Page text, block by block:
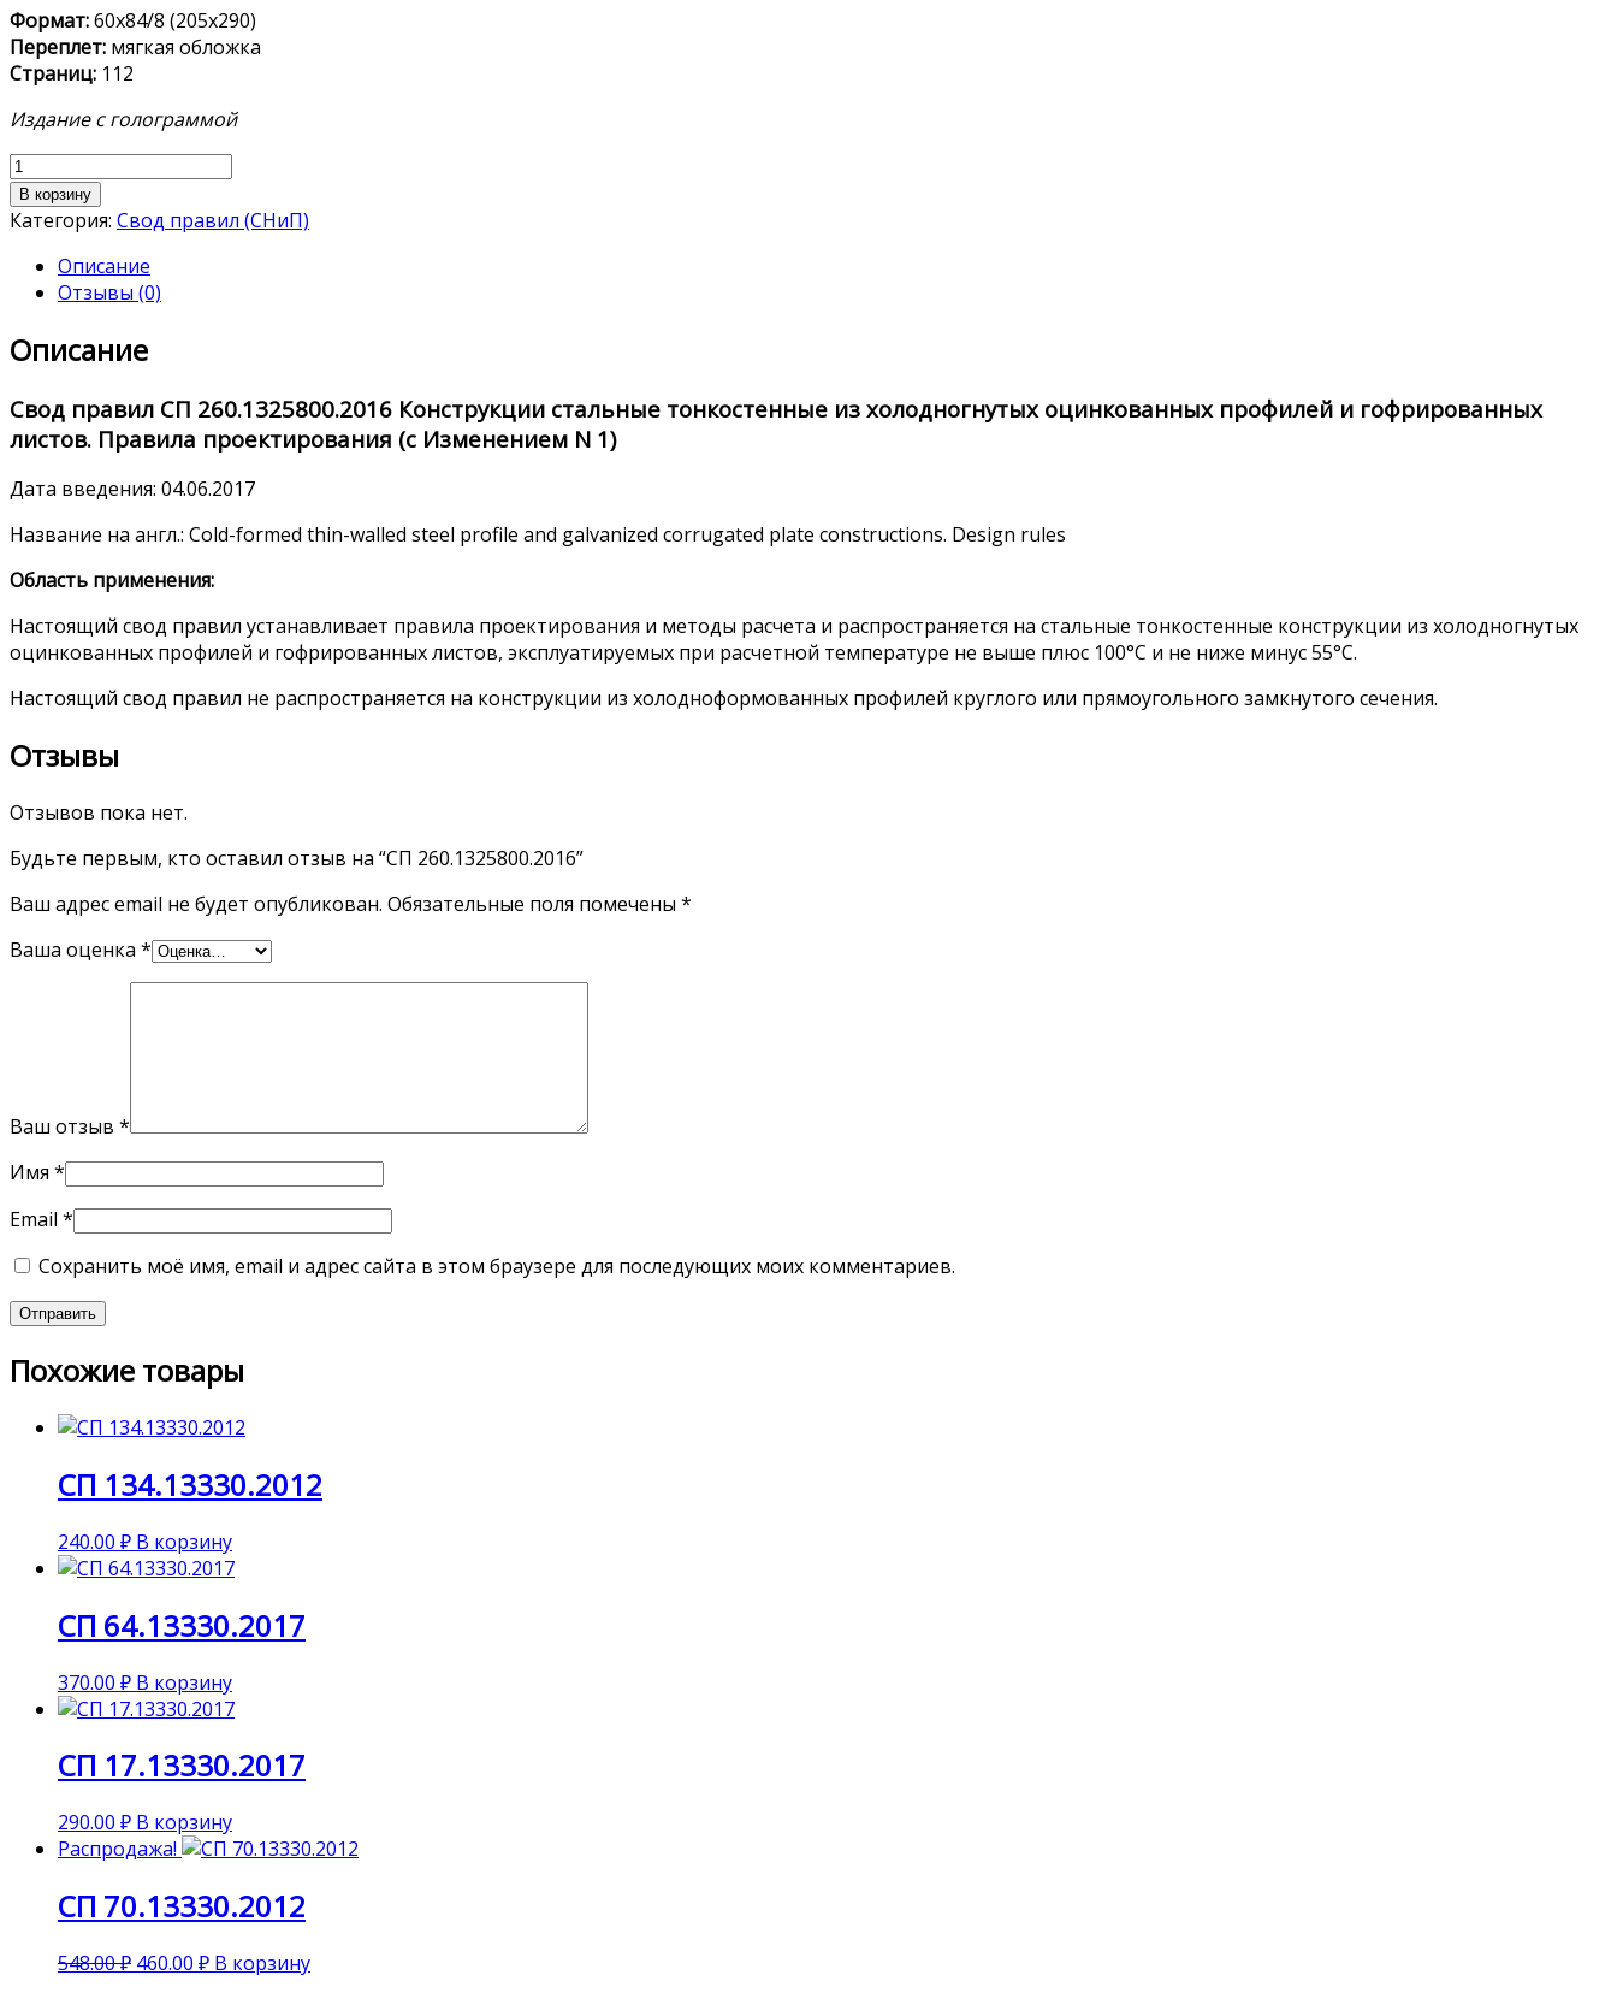
Формат:60х84/8 (205х290)
Переплет: мягкая обложка
Страниц: 112
Издание с голограммой
Количество
товара
СП
В корзину
Категория: Свод правил (СНиП)
Описание
Отзывы (0)
Описание
Свод правил СП 260.1325800.2016 Конструкции стальные тонкостенные из холодногнутых оцинкованных профилей и гофрированных
листов. Правила проектирования (с Изменением N 1)
Дата введения: 04.06.2017
Название на англ.: Cold-formed thin-walled steel profile and galvanized corrugated plate constructions. Design rules
Область применения:
Настоящий свод правил устанавливает правила проектирования и методы расчета и распространяется на стальные тонкостенные конструкции из холодногнутых
оцинкованных профилей и гофрированных листов, эксплуатируемых при расчетной температуре не выше плюс 100°С и не ниже минус 55°С.
Настоящий свод правил не распространяется на конструкции из холодноформованных профилей круглого или прямоугольного замкнутого сечения.
Отзывы
Отзывов пока нет.
Будьте первым, кто оставил отзыв на “СП 260.1325800.2016”
Ваш адрес email не будет опубликован. Обязательные поля помечены *
Ваша оценка *
Ваш отзыв *
Имя *
Email *
Сохранить моё имя, email и адрес сайта в этом браузере для последующих моих комментариев.
Похожие товары
СП 134.13330.2012
240.00 ₽ В корзину
СП 64.13330.2017
370.00 ₽ В корзину
СП 17.13330.2017
290.00 ₽ В корзину
Распродажа!
СП 70.13330.2012
548.00₽ 460.00 ₽ В корзину